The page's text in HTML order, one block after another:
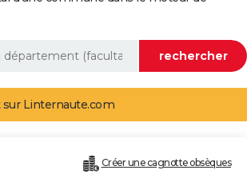
sur Linternaute.com
Créer une cagnotte obsèques